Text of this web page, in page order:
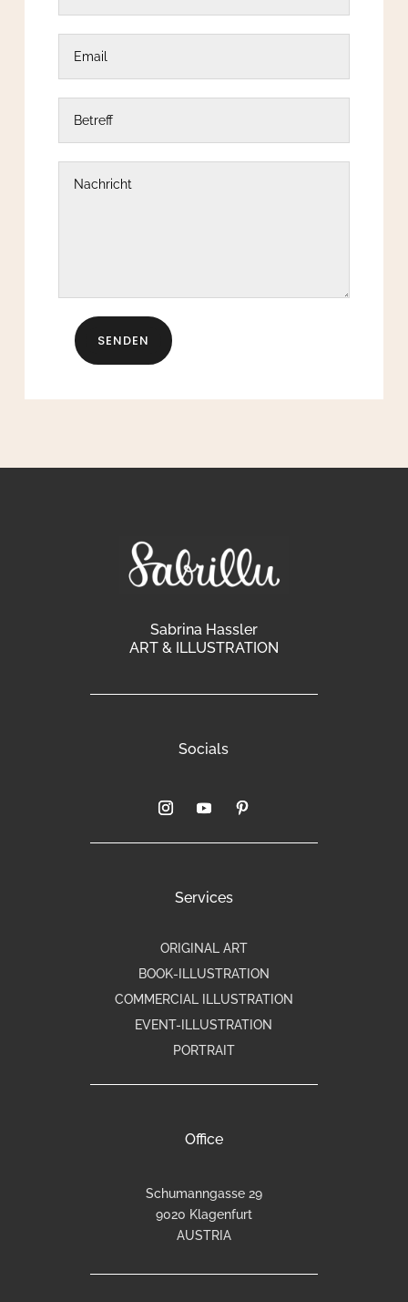
SENDEN
Sabrina Hassler
ART & ILLUSTRATION
Socials
Services
ORIGINAL ART
BOOK-ILLUSTRATION
COMMERCIAL ILLUSTRATION
EVENT-ILLUSTRATION
PORTRAIT
Office
Schumanngasse 29
9020 Klagenfurt
AUSTRIA